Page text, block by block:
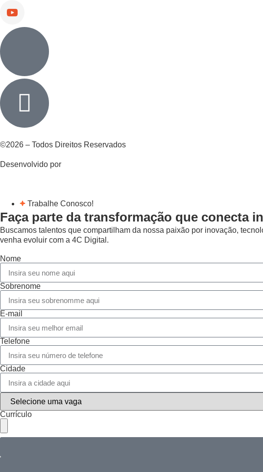
©2026 – Todos Direitos Reservados
Desenvolvido por
Trabalhe Conosco!
Faça parte da transformação que conecta
Buscamos talentos que compartilham da nossa paixão por inovação,
venha evoluir com a 4C Digital.
Nome
Sobrenome
E-mail
Telefone
Cidade
Currículo